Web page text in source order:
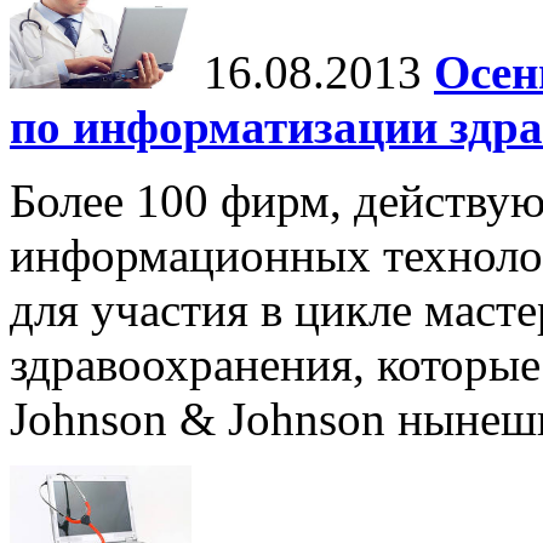
16.08.2013
по информатизации
Более 100 фирм,
информационных
для участия в цикле
здравоохранения,
Johnson & Johnson